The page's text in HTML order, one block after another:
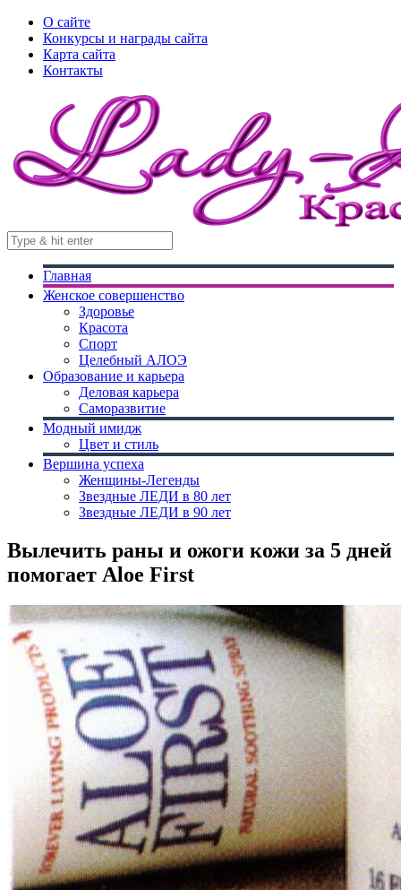
О сайте
Конкурсы и награды сайта
Карта сайта
Контакты
Главная
Женское совершенство
Здоровье
Красота
Спорт
Целебный АЛОЭ
Образование и карьера
Деловая карьера
Саморазвитие
Модный имидж
Цвет и стиль
Вершина успеха
Женщины-Легенды
Звездные ЛЕДИ в 80 лет
Звездные ЛЕДИ в 90 лет
Вылечить раны и ожоги кожи за 5 дней
помогает Aloe First